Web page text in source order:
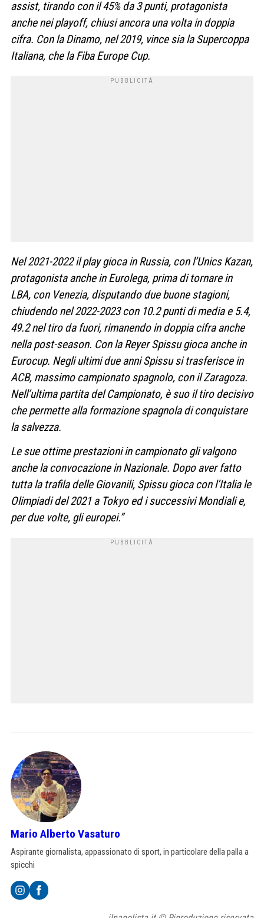
assist, tirando con il 45% da 3 punti, protagonista
anche nei playoff, chiusi ancora una volta in doppia
cifra. Con la Dinamo, nel 2019, vince sia la Supercoppa
Italiana, che la Fiba Europe Cup.
Nel 2021-2022 il play gioca in Russia, con l’Unics Kazan,
protagonista anche in Eurolega, prima di tornare in
LBA, con Venezia, disputando due buone stagioni,
chiudendo nel 2022-2023 con 10.2 punti di media e 5.4,
49.2 nel tiro da fuori, rimanendo in doppia cifra anche
nella post-season. Con la Reyer Spissu gioca anche in
Eurocup. Negli ultimi due anni Spissu si trasferisce in
ACB, massimo campionato spagnolo, con il Zaragoza.
Nell’ultima partita del Campionato, è suo il tiro decisivo
che permette alla formazione spagnola di conquistare
la salvezza.
Le sue ottime prestazioni in campionato gli valgono
anche la convocazione in Nazionale. Dopo aver fatto
tutta la trafila delle Giovanili, Spissu gioca con l’Italia le
Olimpiadi del 2021 a Tokyo ed i successivi Mondiali e,
per due volte, gli europei.”
Mario Alberto Vasaturo
Aspirante giornalista, appassionato di sport, in particolare della palla a
spicchi